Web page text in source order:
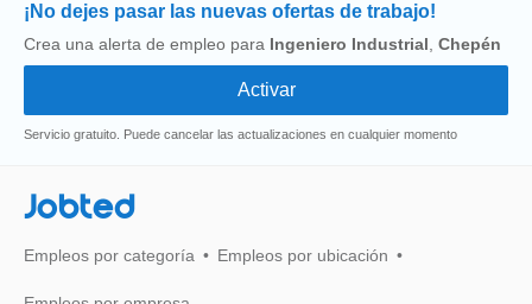
¡No dejes pasar las nuevas ofertas de trabajo!
Crea una alerta de empleo para Ingeniero Industrial Chepén
Servicio gratuito. Puede cancelar las actualizaciones en cualquier momento
Jobted
Empleos por categoría Empleos por ubicación